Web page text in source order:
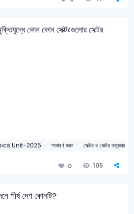
কোন কোন সেক্টরগুলোর সেক্টর
Unit-2026 সাধারণ জ্ঞান সেক্টর ও সেক্টর কমান্ডারগণ
0 105
শীর্ষ দেশ কোনটি?